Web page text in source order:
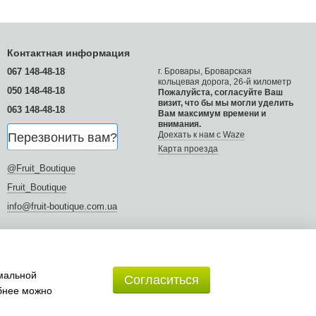
Контактная информация
067 148-48-18
050 148-48-18
063 148-48-18
Перезвонить вам?
@Fruit_Boutique
Fruit_Boutique
info@fruit-boutique.com.ua
г. Бровары, Броварская
кольцевая дорога, 26-й километр
Пожалуйста, согласуйте Ваш
визит, что бы мы могли уделить
Вам максимум времени и
внимания.
Доехать к нам с Waze
Карта проезда
можно
Согласиться